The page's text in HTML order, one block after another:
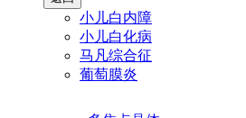
小儿白内障
小儿白化病
马凡综合征
葡萄膜炎